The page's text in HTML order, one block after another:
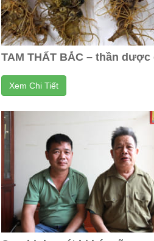
TAM THẤT BẮC – thần
Xem Chi Tiết